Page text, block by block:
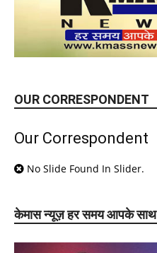
OUR CORRESPONDENT
Our Correspondent
No Slide Found In Slider.
केमास न्यूज़ हर समय आपके साथ